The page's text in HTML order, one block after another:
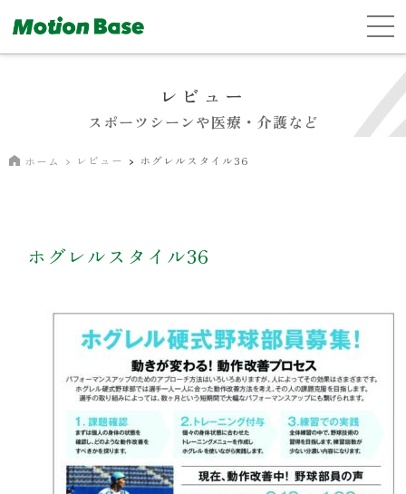
レビュー
スポーツシーンや医療・介護など
ホーム レビュー ホグレルスタイル36
ホグレルスタイル36